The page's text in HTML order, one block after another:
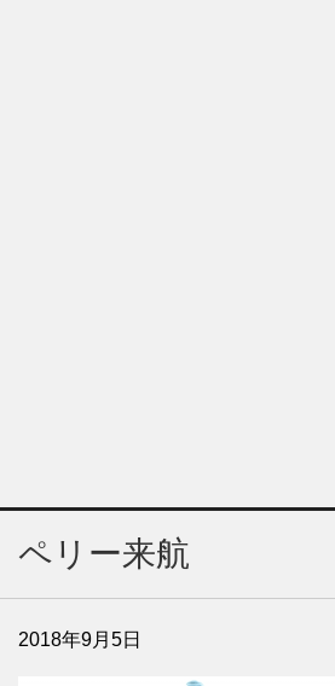
ペリー来航
2018年9月5日